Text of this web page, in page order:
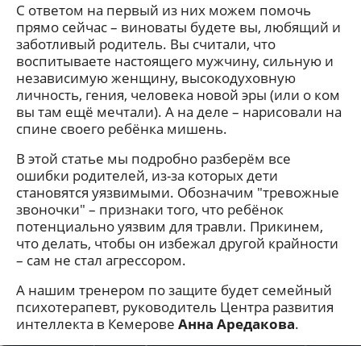
С ответом на первый из них можем помочь
прямо сейчас – виноваты будете вы, любящий и
заботливый родитель. Вы считали, что
воспитываете настоящего мужчину, сильную и
независимую женщину, высокодуховную
личность, гения, человека новой эры (или о ком
вы там ещё мечтали). А на деле – нарисовали на
спине своего ребёнка мишень.
В этой статье мы подробно разберём все
ошибки родителей, из-за которых дети
становятся уязвимыми. Обозначим "тревожные
звоночки" – признаки того, что ребёнок
потенциально уязвим для травли. Прикинем,
что делать, чтобы он избежал другой крайности
– сам не стал агрессором.
А нашим тренером по защите будет семейный
психотерапевт, руководитель Центра развития
интеллекта в Кемерове Анна Аредакова.